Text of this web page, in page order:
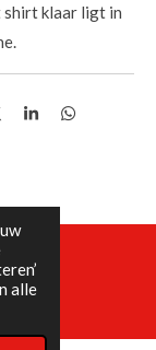
alle
klaar ligt in
S
D